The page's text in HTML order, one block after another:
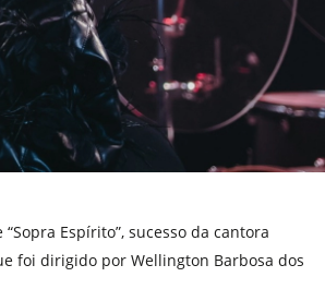
Espírito”, sucesso da cantora
foi dirigido por Wellington Barbosa dos